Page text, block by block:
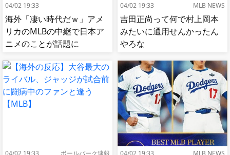
04/02 19:33
海外「凄い時代だｗ」アメ
リカのMLBの中継で日本ア
ニメのことが話題に
04/02 19:33 MLB NEWS
吉田正尚って何で村上岡本
みたいに通用せんかったん
やろな
04/02 19:33 ボールパーク速報 04/02 19:33 MLB NEWS